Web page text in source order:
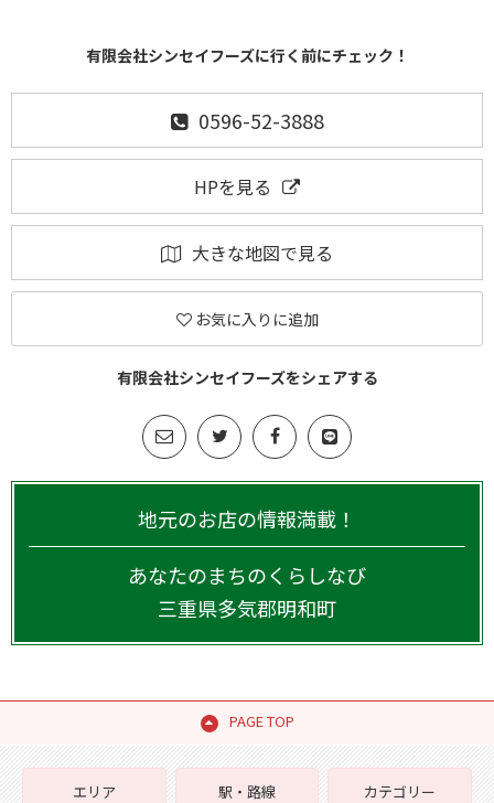
有限会社シンセイフーズに行く前にチェック！
0596-52-3888
HPを見る
大きな地図で見る
お気に入りに追加
有限会社シンセイフーズをシェアする
地元のお店の情報満載！
あなたのまちのくらしなび
三重県多気郡明和町
PAGE TOP
エリア
駅・路線
カテゴリー